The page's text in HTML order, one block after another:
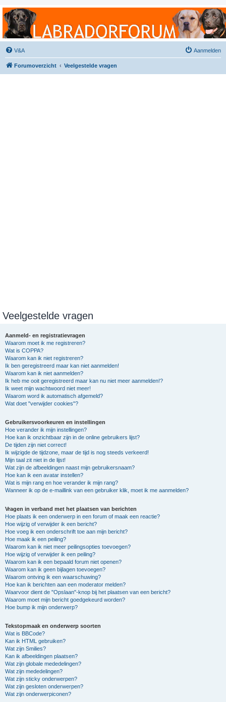
Labradorforum
Het gezelligste Labradorforum van Nederland en België!
V&A Aanmelden
Forumoverzicht Veelgestelde vragen
Veelgestelde vragen
Aanmeld- en registratievragen
Waarom moet ik me registreren?
Wat is COPPA?
Waarom kan ik niet registreren?
Ik ben geregistreerd maar kan niet aanmelden!
Waarom kan ik niet aanmelden?
Ik heb me ooit geregistreerd maar kan nu niet meer aanmelden!?
Ik weet mijn wachtwoord niet meer!
Waarom word ik automatisch afgemeld?
Wat doet "verwijder cookies"?
Gebruikersvoorkeuren en instellingen
Hoe verander ik mijn instellingen?
Hoe kan ik onzichtbaar zijn in de online gebruikers lijst?
De tijden zijn niet correct!
Ik wijzigde de tijdzone, maar de tijd is nog steeds verkeerd!
Mijn taal zit niet in de lijst!
Wat zijn de afbeeldingen naast mijn gebruikersnaam?
Hoe kan ik een avatar instellen?
Wat is mijn rang en hoe verander ik mijn rang?
Wanneer ik op de e-maillink van een gebruiker klik, moet ik me aanmelden?
Vragen in verband met het plaatsen van berichten
Hoe plaats ik een onderwerp in een forum of maak een reactie?
Hoe wijzig of verwijder ik een bericht?
Hoe voeg ik een onderschrift toe aan mijn bericht?
Hoe maak ik een peiling?
Waarom kan ik niet meer peilingsopties toevoegen?
Hoe wijzig of verwijder ik een peiling?
Waarom kan ik een bepaald forum niet openen?
Waarom kan ik geen bijlagen toevoegen?
Waarom ontving ik een waarschuwing?
Hoe kan ik berichten aan een moderator melden?
Waarvoor dient de "Opslaan"-knop bij het plaatsen van een bericht?
Waarom moet mijn bericht goedgekeurd worden?
Hoe bump ik mijn onderwerp?
Tekstopmaak en onderwerp soorten
Wat is BBCode?
Kan ik HTML gebruiken?
Wat zijn Smilies?
Kan ik afbeeldingen plaatsen?
Wat zijn globale mededelingen?
Wat zijn mededelingen?
Wat zijn sticky onderwerpen?
Wat zijn gesloten onderwerpen?
Wat zijn onderwerpiconen?